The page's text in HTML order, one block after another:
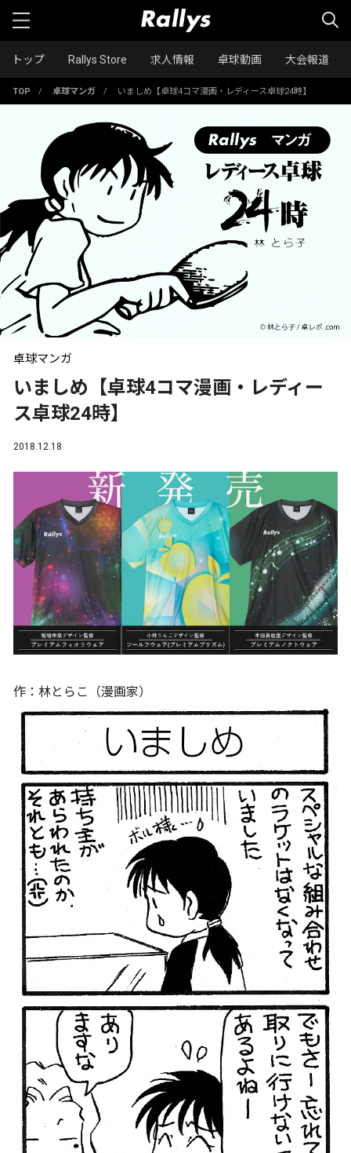
トップ Rallys Store 求人情報 卓球動画 大会報道
TOP / 卓球マンガ / いましめ【卓球4コマ漫画・レディース卓球24時】
卓球マンガ
いましめ【卓球4コマ漫画・レディー
ス卓球24時】
2018.12.18
作：林とらこ（漫画家）